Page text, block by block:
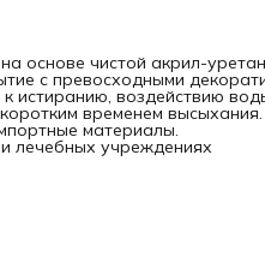
основе чистой акрил-
с превосходными
истиранию, воздействию
временем
материалы.
лечебных учреждениях